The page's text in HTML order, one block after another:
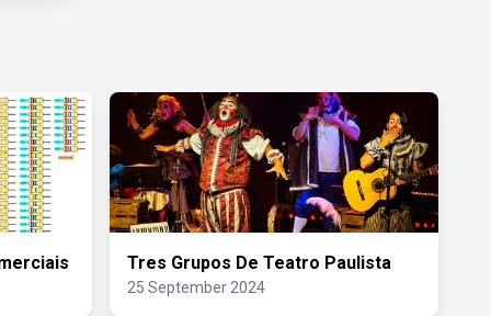
Tres Grupos De Teatro Paulista
25 September 2024